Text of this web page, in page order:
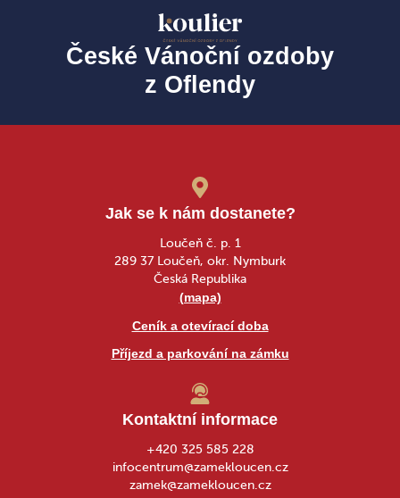
České Vánoční ozdoby
z Oflendy
Jak se k nám dostanete?
Loučeň č. p. 1
289 37 Loučeň, okr. Nymburk
Česká Republika
(mapa)
Ceník a otevírací doba
Příjezd a parkování na zámku
Kontaktní informace
+420 325 585 228
infocentrum@zamekloucen.cz
zamek@zamekloucen.cz